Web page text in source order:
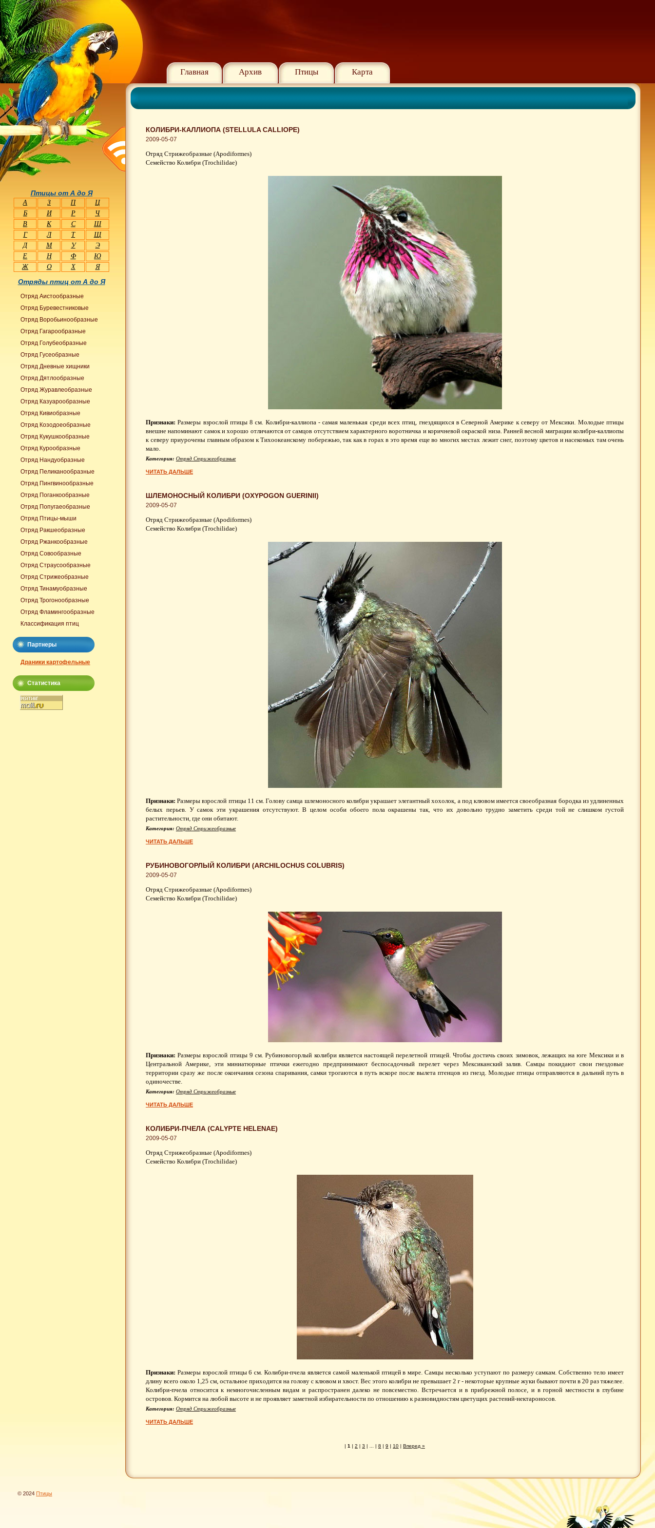
Главная Архив Птицы Карта
КОЛИБРИ-КАЛЛИОПА (STELLULA CALLIOPE)
2009-05-07
Отряд Стрижеобразные (Apodiformes)
Семейство Колибри (Trochilidae)
Признаки: Размеры взрослой птицы 8 см. Колибри-каллиопа - самая маленькая среди всех птиц, гнездящихся в Северной Америке к северу от Мексики. Молодые птицы
внешне напоминают самок и хорошо отличаются от самцов отсутствием характерного воротничка и коричневой окраской низа. Ранней весной миграции колибри-каллиопы
к северу приурочены главным образом к Тихоокеанскому побережью, так как в горах в это время еще во многих местах лежит снег, поэтому цветов и насекомых там очень
мало.
Категория: Отряд Стрижеобразные
ЧИТАТЬ ДАЛЬШЕ
ШЛЕМОНОСНЫЙ КОЛИБРИ (OXYPOGON GUERINII)
2009-05-07
Отряд Стрижеобразные (Apodiformes)
Семейство Колибри (Trochilidae)
Признаки: Размеры взрослой птицы 11 см. Голову самца шлемоносного колибри украшает элегантный хохолок, а под клювом имеется своеобразная бородка из удлиненных
белых перьев. У самок эти украшения отсутствуют. В целом особи обоего пола окрашены так, что их довольно трудно заметить среди той не слишком густой
растительности, где они обитают.
Категория: Отряд Стрижеобразные
ЧИТАТЬ ДАЛЬШЕ
РУБИНОВОГОРЛЫЙ КОЛИБРИ (ARCHILOCHUS COLUBRIS)
2009-05-07
Отряд Стрижеобразные (Apodiformes)
Семейство Колибри (Trochilidae)
Признаки: Размеры взрослой птицы 9 см. Рубиновогорлый колибри является настоящей перелетной птицей. Чтобы достичь своих зимовок, лежащих на юге Мексики и в
Центральной Америке, эти миниатюрные птички ежегодно предпринимают беспосадочный перелет через Мексиканский залив. Самцы покидают свои гнездовые
территории сразу же после окончания сезона спаривания, самки трогаются в путь вскоре после вылета птенцов из гнезд. Молодые птицы отправляются в дальний путь в
одиночестве.
Категория: Отряд Стрижеобразные
ЧИТАТЬ ДАЛЬШЕ
КОЛИБРИ-ПЧЕЛА (CALYPTE HELENAE)
2009-05-07
Отряд Стрижеобразные (Apodiformes)
Семейство Колибри (Trochilidae)
Признаки: Размеры взрослой птицы 6 см. Колибри-пчела является самой маленькой птицей в мире. Самцы несколько уступают по размеру самкам. Собственно тело имеет
длину всего около 1,25 см, остальное приходится на голову с клювом и хвост. Вес этого колибри не превышает 2 г - некоторые крупные жуки бывают почти в 20 раз тяжелее.
Колибри-пчела относится к немногочисленным видам и распространен далеко не повсеместно. Встречается и в прибрежной полосе, и в горной местности в глубине
островов. Кормится на любой высоте и не проявляет заметной избирательности по отношению к разновидностям цветущих растений-нектароносов.
Категория: Отряд Стрижеобразные
ЧИТАТЬ ДАЛЬШЕ
| 1 | 2 | 3 | ... | 8 | 9 | 10 | Вперед »
Птицы от А до Я
А З П
Ц
Б
И Р
Ч
В
К С
Ш
Г
Л Т
Щ
Д
М У
Э
Е
Н Ф
Ю
Ж
О Х Я
Отряды птиц от А до Я
Отряд Аистообразные
Отряд Буревестниковые
Отряд Воробьинообразные
Отряд Гагарообразные
Отряд Голубеобразные
Отряд Гусеобразные
Отряд Дневные хищники
Отряд Дятлообразные
Отряд Журавлеобразные
Отряд Казуарообразные
Отряд Кивиобразные
Отряд Козодоеобразные
Отряд Кукушкообразные
Отряд Курообразные
Отряд Нандуобразные
Отряд Пеликанообразные
Отряд Пингвинообразные
Отряд Поганкообразные
Отряд Попугаеобразные
Отряд Птицы-мыши
Отряд Ракшеобразные
Отряд Ржанкообразные
Отряд Совообразные
Отряд Страусообразные
Отряд Стрижеобразные
Отряд Тинамуобразные
Отряд Трогонообразные
Отряд Фламингообразные
Классификация птиц
Партнеры
Драники картофельные
Статистика
© 2024 Птицы